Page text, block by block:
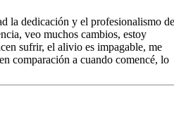
la dedicación y el profesionalismo de
veo muchos cambios, estoy
sufrir, el alivio es impagable, me
comparación a cuando comencé, lo